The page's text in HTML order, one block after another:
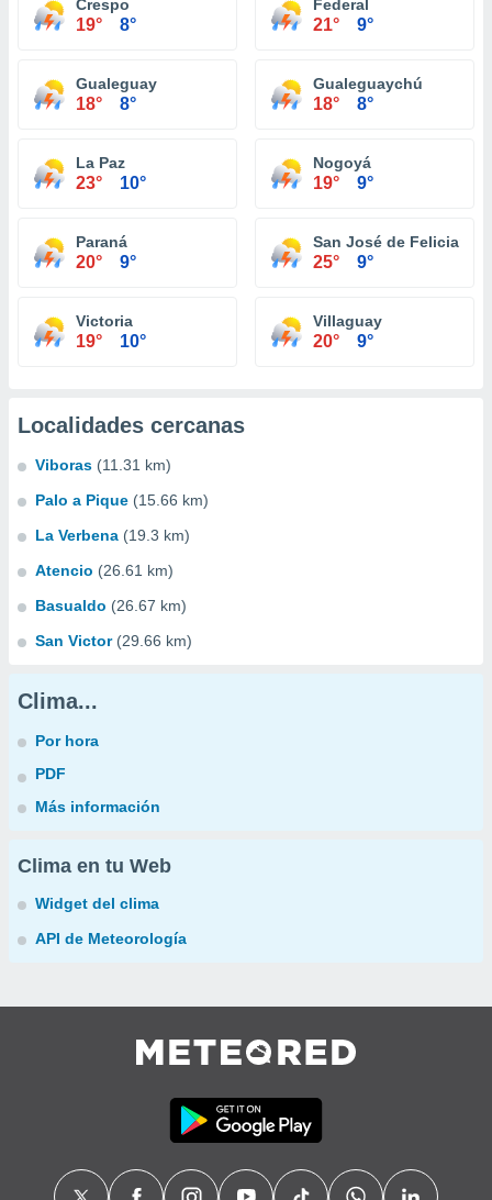
Crespo
19° 8°
Federal
21° 9°
Gualeguay
18° 8°
Gualeguaychú
18° 8°
La Paz
23° 10°
Nogoyá
19° 9°
Paraná
20° 9°
San José de Feliciano
25° 9°
Victoria
19° 10°
Villaguay
20° 9°
Localidades cercanas
Viboras (11.31 km)
Palo a Pique (15.66 km)
La Verbena (19.3 km)
Atencio (26.61 km)
Basualdo (26.67 km)
San Victor (29.66 km)
Clima...
Por hora
PDF
Más información
Clima en tu Web
Widget del clima
API de Meteorología